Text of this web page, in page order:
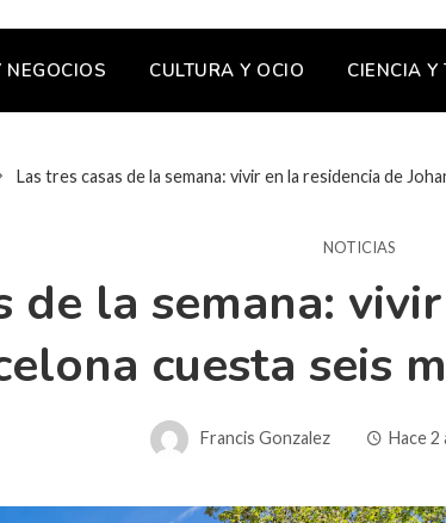
NEGOCIOS CULTURA Y OCIO CIENCIA Y
Las tres casas de la semana: vivir en la residencia de
NOTICIAS
de la semana:
cuesta seis
Francis Gonzalez Hace 2